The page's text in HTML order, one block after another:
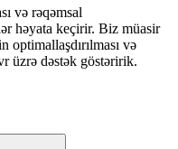
və rəqəmsal
həyata keçirir. Biz müasir
və
üzrə dəstək göstəririk.